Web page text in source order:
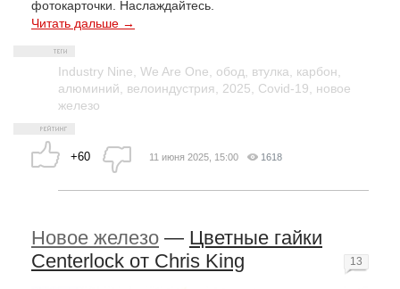
фотокарточки. Наслаждайтесь.
Читать дальше →
Industry Nine, We Are One, обод, втулка, карбон,
алюминий, велоиндустрия, 2025, Covid-19, новое
железо
+60 11 июня 2025, 15:00 1618
Новое железо — Цветные гайки
Centerlock от Chris King
13